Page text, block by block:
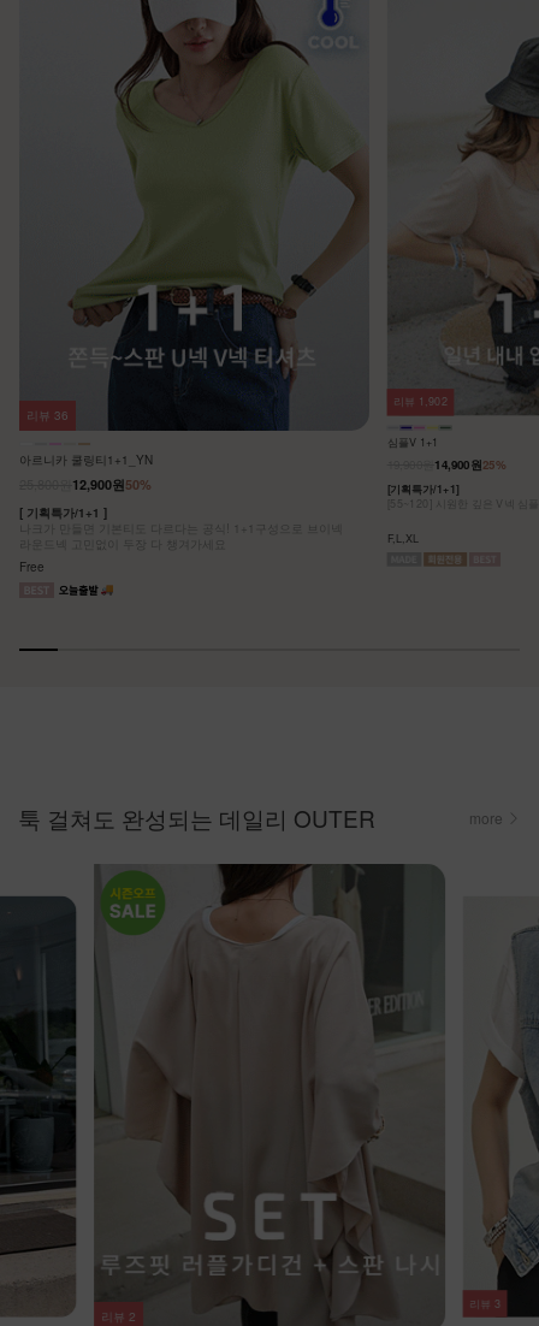
아르니카 쿨링티1+1_YN
50%
12,900원
[ 기획특가/1+1 ]
나크가 만들면 기본티도 다르다는 공식! 1+1구성으로 브이넥
라운드넥 고민없이 두장 다 챙겨가세요
Free
리뷰 36
심플V 1+1
25%
14,900원
[기획특가/1+1]
[55~120] 시원한 깊은 V넥 심
F,L,XL
리뷰 1,902
툭 걸쳐도 완성되는 데일리 OUTER more
리뷰2
리뷰 3